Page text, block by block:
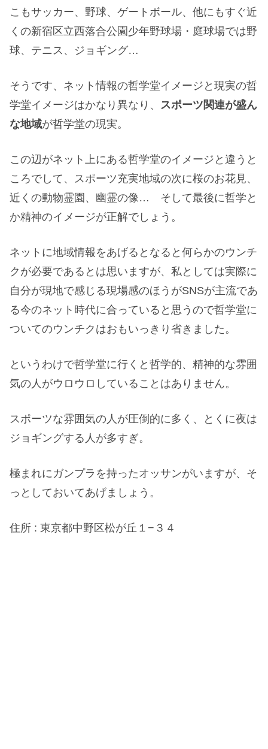
こもサッカー、野球、ゲートボール、他にもすぐ近
くの新宿区立西落合公園少年野球場・庭球場では野
球、テニス、ジョギング…
そうです、ネット情報の哲学堂イメージと現実の哲
学堂イメージはかなり異なり、 スポーツ関連が盛ん
な地域が哲学堂の現実。
この辺がネット上にある哲学堂のイメージと違うと
ころでして、スポーツ充実地域の次に桜のお花見、
近くの動物霊園、幽霊の像… そして最後に哲学と
か精神のイメージが正解でしょう。
ネットに地域情報をあげるとなると何らかのウンチ
クが必要であるとは思いますが、私としては実際に
自分が現地で感じる現場感のほうがSNSが主流であ
る今のネット時代に合っていると思うので哲学堂に
ついてのウンチクはおもいっきり省きました。
というわけで哲学堂に行くと哲学的、精神的な雰囲
気の人がウロウロしていることはありません。
スポーツな雰囲気の人が圧倒的に多く、とくに夜は
ジョギングする人が多すぎ。
極まれにガンプラを持ったオッサンがいますが、そ
っとしておいてあげましょう。
住所 : 東京都中野区松が丘１−３４